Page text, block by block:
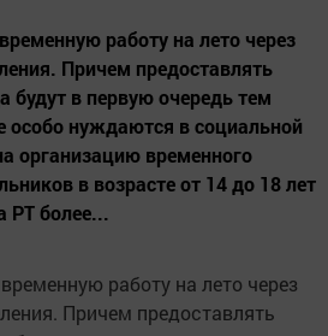
работу на лето через
Причем предоставлять
будут в первую очередь тем
нуждаются в социальной
организацию временного
в возрасте от 14 до 18 лет
РТ более...
работу на лето через
Причем предоставлять